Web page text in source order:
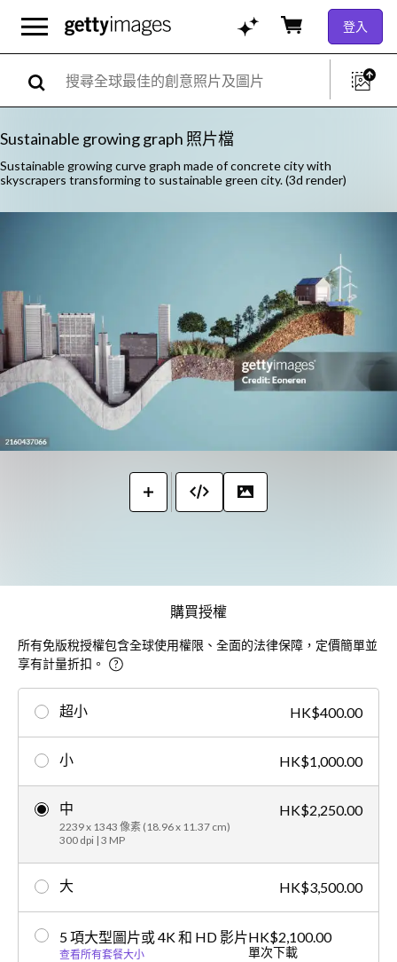
登入
Sustainable growing graph 照片檔
Sustainable growing curve graph made of concrete city with
skyscrapers transforming to sustainable green city. (3d render)
購買授權
所有免版稅授權包含全球使用權限、全面的法律保障，定價簡單並
享有計量折扣。
超小 HK$400.00
小 HK$1,000.00
中
2239 x 1343 像素 (18.96 x 11.37 cm)
300 dpi | 3 MP
HK$2,250.00
大 HK$3,500.00
5 項大型圖片或 4K 和 HD 影片
查看所有套餐大小
HK$2,100.00
單次下載